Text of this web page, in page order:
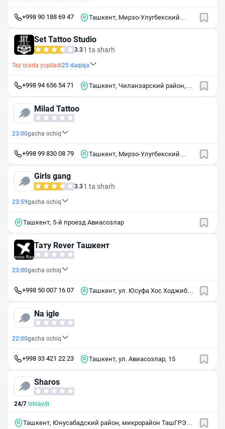
+998 90 188 69 47
Ташкент, Мирзо-Улугбекский
Set Tattoo Studio
3.3 1 ta sharh
Tez orada yopiladi25 daqiqa
+998 94 656 54 71
Ташкент, Чиланзарский район,
Milad Tattoo
23:00gacha ochiq
+998 99 830 08 79
Ташкент, Мирзо-Улугбекский
Girls gang
3.3 1 ta sharh
23:59gacha ochiq
Ташкент, 5-й проезд Авиасозлар
Тату Rever Ташкент
23:00gacha ochiq
+998 50 007 16 07
Ташкент, ул. Юсуфа Хос Ходжиба,
Na igle
22:00gacha ochiq
+998 33 421 22 23 Ташкент, ул. Авиасозлар, 15
Sharos
24/7 Ishlaydi
Ташкент, Юнусабадский район, микрорайон ТашГРЭС,